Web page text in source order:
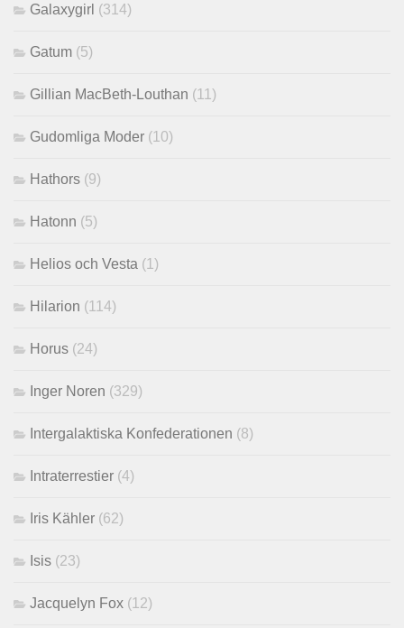
Galaxygirl (314)
Gatum (5)
Gillian MacBeth-Louthan (11)
Gudomliga Moder (10)
Hathors (9)
Hatonn (5)
Helios och Vesta (1)
Hilarion (114)
Horus (24)
Inger Noren (329)
Intergalaktiska Konfederationen (8)
Intraterrestier (4)
Iris Kähler (62)
Isis (23)
Jacquelyn Fox (12)